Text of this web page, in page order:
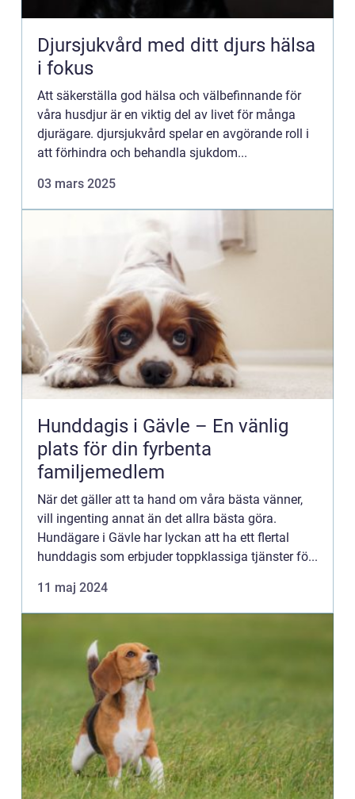
Djursjukvård med ditt djurs hälsa
i fokus
Att säkerställa god hälsa och välbefinnande för
våra husdjur är en viktig del av livet för många
djurägare. djursjukvård spelar en avgörande roll i
att förhindra och behandla sjukdom...
03 mars 2025
Hunddagis i Gävle – En vänlig
plats för din fyrbenta
familjemedlem
När det gäller att ta hand om våra bästa vänner,
vill ingenting annat än det allra bästa göra.
Hundägare i Gävle har lyckan att ha ett flertal
hunddagis som erbjuder toppklassiga tjänster fö...
11 maj 2024